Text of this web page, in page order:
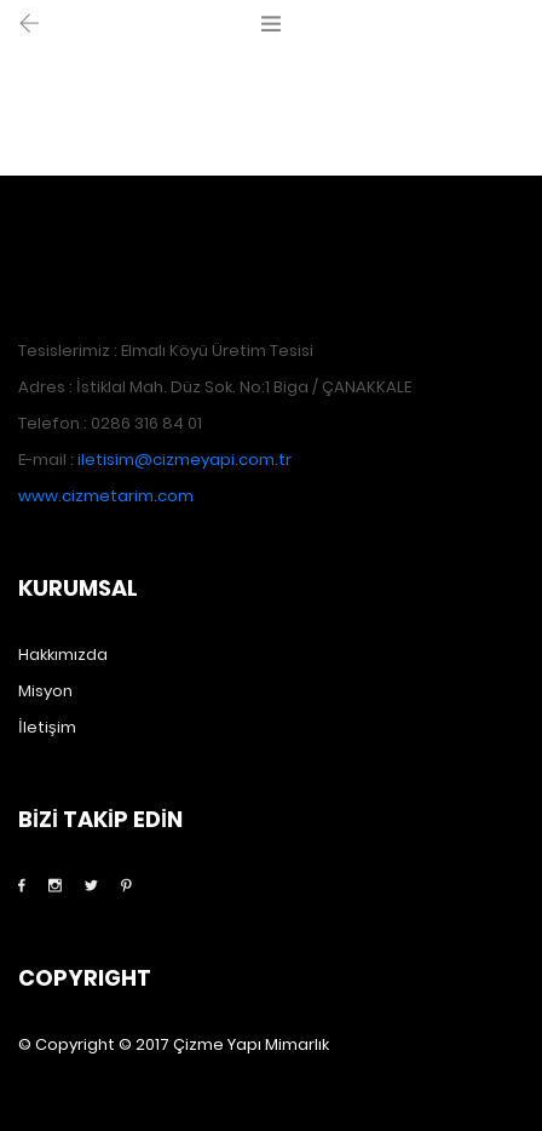
Tesislerimiz : Elmalı Köyü Üretim Tesisi
Adres : İstiklal Mah. Düz Sok. No:1 Biga / ÇANAKKALE
Telefon : 0286 316 84 01
E-mail : iletisim@cizmeyapi.com.tr
www.cizmetarim.com
KURUMSAL
Hakkımızda
Misyon
İletişim
BİZİ TAKİP EDİN
COPYRIGHT
© Copyright © 2017 Çizme Yapı Mimarlık